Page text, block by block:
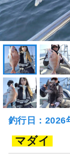
釣行日：2026
マダイ